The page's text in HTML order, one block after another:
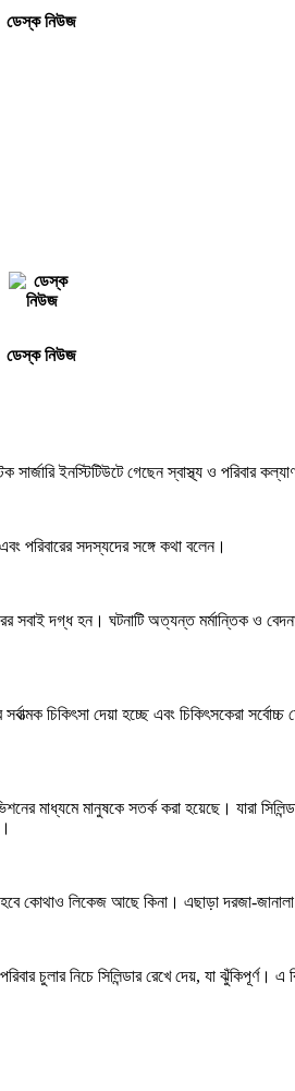
ডেস্ক নিউজ
ডেস্ক নিউজ
ইনস্টিটিউটে গেছেন স্বাস্থ্য ও পরিবার
পরিবারের সদস্যদের সঙ্গে কথা বলেন।
সবাই দগ্ধ হন। ঘটনাটি অত্যন্ত মর্মান্তিক ও
চিকিৎসা দেয়া হচ্ছে এবং চিকিৎসকেরা
মাধ্যমে মানুষকে সতর্ক করা হয়েছে। যারা
কোথাও লিকেজ আছে কিনা। এছাড়া দরজা-
নিচে সিলিন্ডার রেখে দেয়, যা ঝুঁকিপূর্ণ। এ